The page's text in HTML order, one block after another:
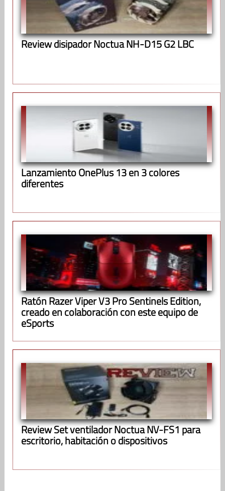
Review disipador Noctua NH-D15 G2 LBC
Lanzamiento OnePlus 13 en 3 colores
diferentes
Ratón Razer Viper V3 Pro Sentinels Edition,
creado en colaboración con este equipo de
eSports
Review Set ventilador Noctua NV-FS1 para
escritorio, habitación o dispositivos